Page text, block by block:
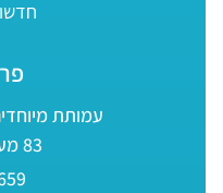
עמותת מיוחדים -
83 מעלה אדומים